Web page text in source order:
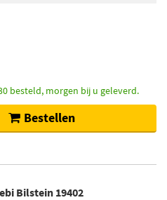
besteld, morgen bij u geleverd.
Bestellen
Bilstein 19402